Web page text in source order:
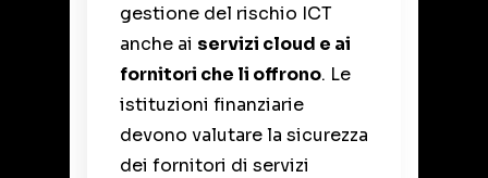
gestione del rischio ICT
anche ai servizi cloud e ai
fornitori che li offrono. Le
istituzioni finanziarie
devono valutare la sicurezza
dei fornitori di servizi